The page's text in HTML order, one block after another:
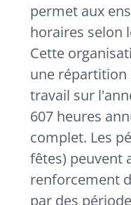
permet aux
horaires selon
Cette
une répartition
travail sur
607 heures
complet. Les
fêtes) peuvent
renforcement
par des